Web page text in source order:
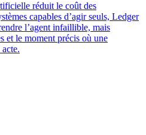
réduit le coût des
capables d’agir seuls, Ledger
l’agent infaillible, mais
et le moment précis où une